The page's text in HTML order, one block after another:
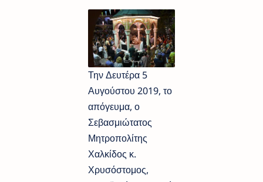
Την Δευτέρα 5
Αυγούστου 2019, το
απόγευμα, ο
Σεβασμιώτατος
Μητροπολίτης
Χαλκίδος κ.
Χρυσόστομος,